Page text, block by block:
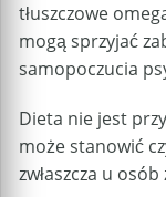
tłuszczowe
mogą sprzyjać
samopoczucia
Dieta nie jest
może stanowić
zwłaszcza u